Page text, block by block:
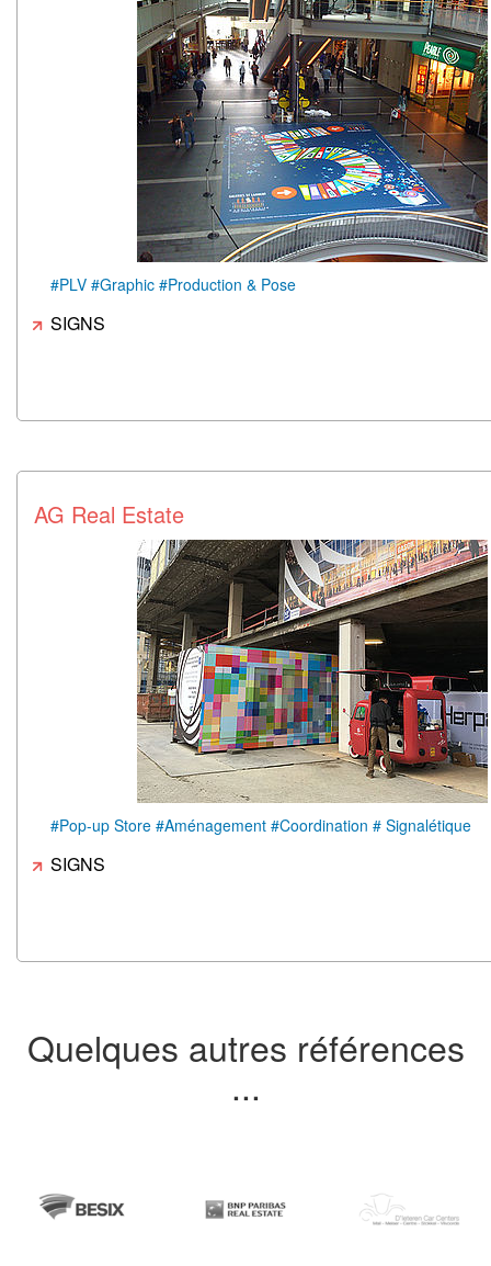
#PLV #Graphic #Production & Pose
SIGNS
AG Real Estate
#Pop-up Store #Aménagement #Coordination # Signalétique
SIGNS
Quelques autres références
...